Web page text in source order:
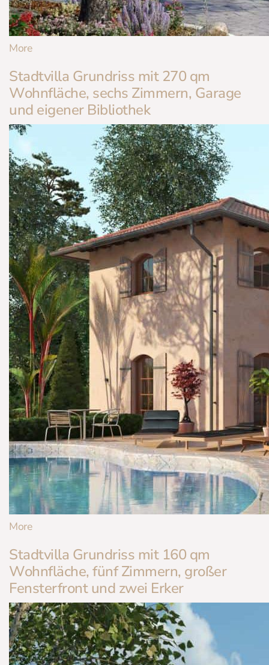
More
Stadtvilla Grundriss mit 270 qm
Wohnfläche, sechs Zimmern, Garage
und eigener Bibliothek
More
Stadtvilla Grundriss mit 160 qm
Wohnfläche, fünf Zimmern, großer
Fensterfront und zwei Erker